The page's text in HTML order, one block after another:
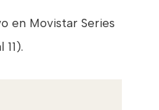
en Movistar Series
11).